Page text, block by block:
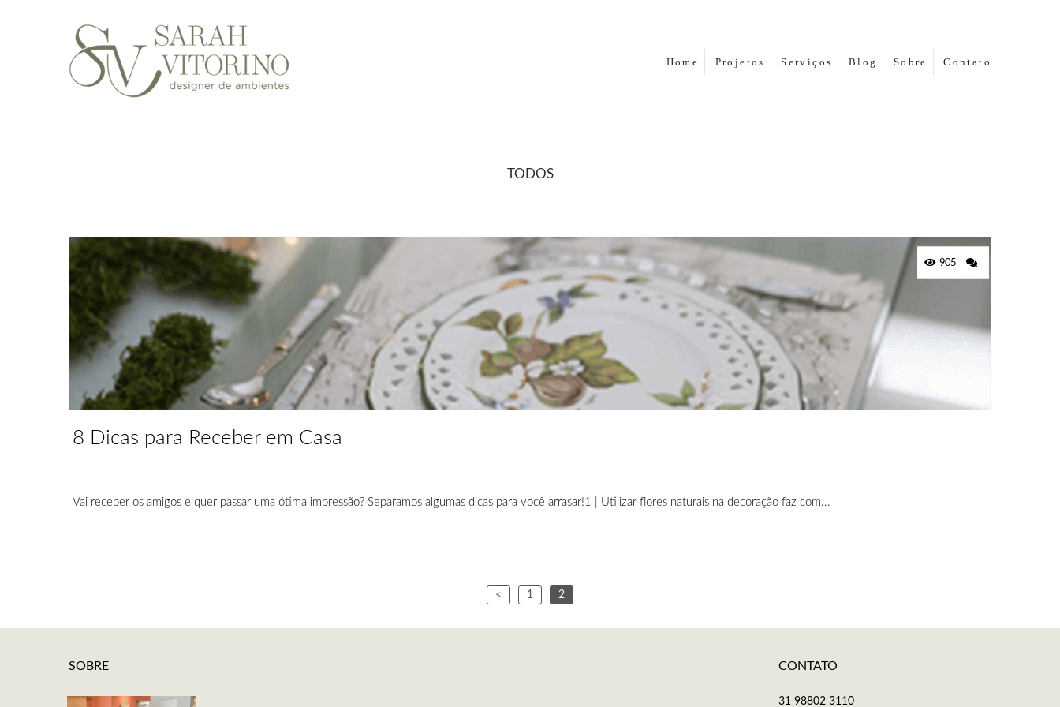
Home Projetos Serviços Blog Sobre Contato
TODOS
8 Dicas para Receber em Casa
905
Vai receber os amigos e quer passar uma ótima impressão? Separamos algumas dicas para você arrasar!1 | Utilizar flores naturais na decoração faz com...
< 1 2
SOBRE CONTATO
31 98802 3110